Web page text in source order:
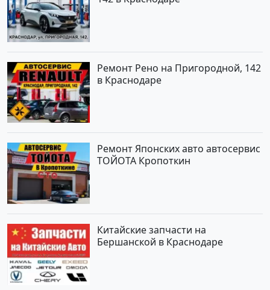
Ремонт Рено на Пригородной, 142
в Краснодаре
Ремонт Японских авто автосервис
ТОЙОТА Кропоткин
Китайские запчасти на
Бершанской в Краснодаре